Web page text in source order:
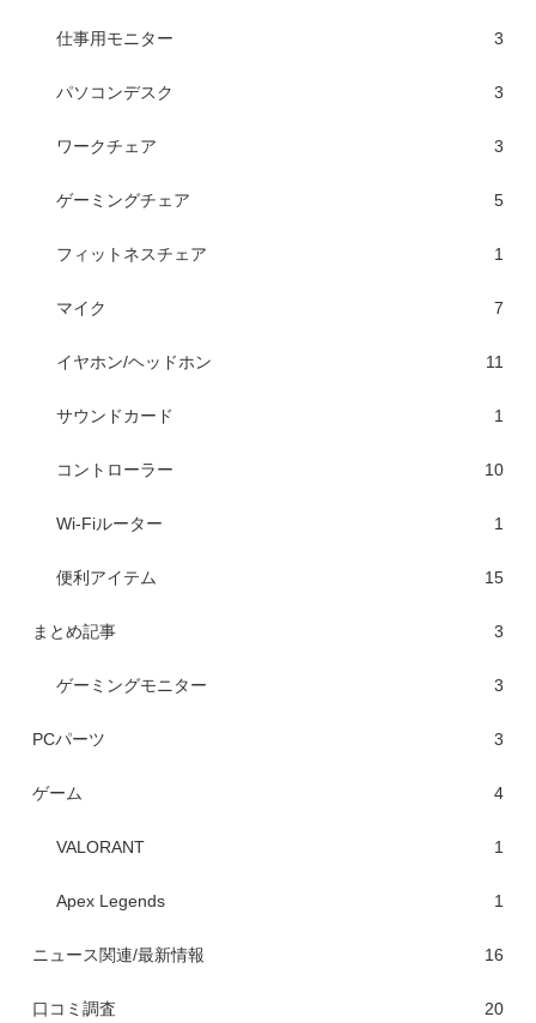
仕事用モニター 3
パソコンデスク 3
ワークチェア 3
ゲーミングチェア 5
フィットネスチェア 1
マイク 7
イヤホン/ヘッドホン 11
サウンドカード 1
コントローラー 10
Wi-Fiルーター 1
便利アイテム 15
まとめ記事 3
ゲーミングモニター 3
PCパーツ 3
ゲーム 4
VALORANT 1
Apex Legends 1
ニュース関連/最新情報 16
口コミ調査 20